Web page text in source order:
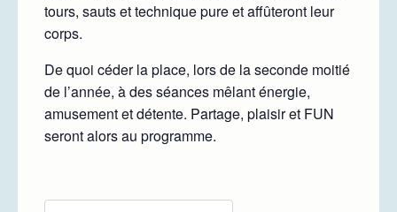
tours, sauts et technique pure et affûteront leur
corps.
De quoi céder la place, lors de la seconde moitié
de l’année, à des séances mêlant énergie,
amusement et détente. Partage, plaisir et FUN
seront alors au programme.